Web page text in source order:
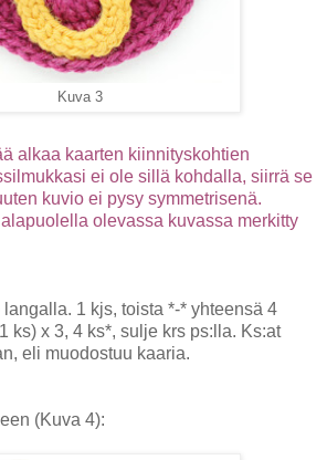
Kuva 3
alkaa kaarten kiinnityskohtien
ei ole sillä kohdalla, siirrä se
kuvio ei pysy symmetrisenä.
olevassa kuvassa merkitty
1 kjs, toista *-* yhteensä 4
ks) x 3, 4 ks*, sulje krs ps:lla. Ks:at
eli muodostuu kaaria.
(Kuva 4):